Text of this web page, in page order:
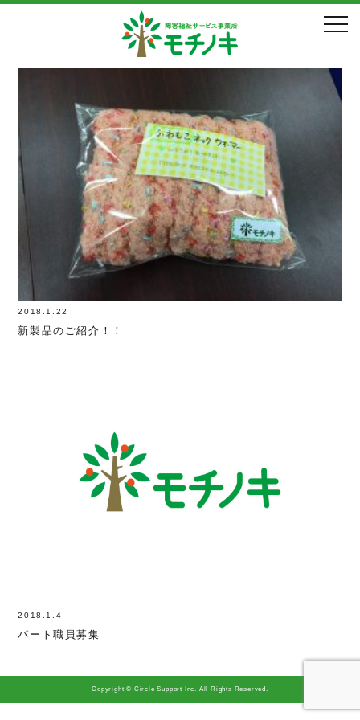
1月, 2018年
2018.1.22
新製品のご紹介！！
2018.1.4
パート職員募集
Copyright © Circle Support Inc. All Rights Reserved.